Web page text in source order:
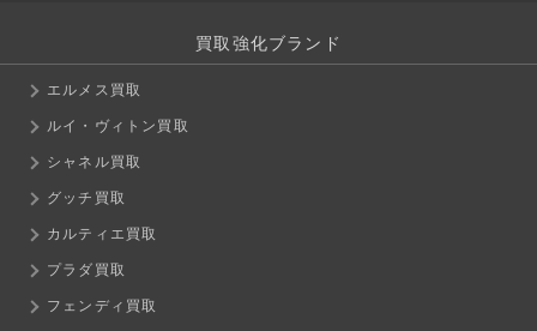
買取強化ブランド
エルメス買取
ルイ・ヴィトン買取
シャネル買取
グッチ買取
カルティエ買取
プラダ買取
フェンディ買取